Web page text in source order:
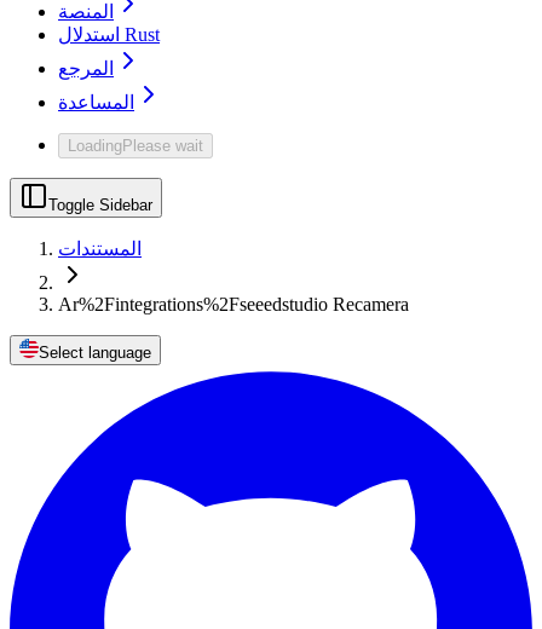
المنصة
استدلال Rust
المرجع
المساعدة
LoadingPlease wait
Toggle Sidebar
المستندات
Ar%2Fintegrations%2Fseeedstudio Recamera
Select language